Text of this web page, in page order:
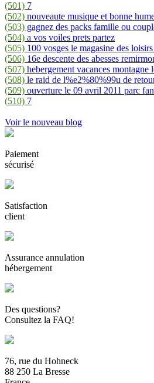
(501) 7
(502) nouveaute musique et bonne
(503) gagnez des packs famille ou
(504) a vos voiles prets partez
(505) 100 vosges le magasine des
(506) 16e descente des abesses
(507) hebergement vacances montagne
(508) le raid de l%e2%80%99u de
(509) ouverture le 09 avril 2011 parc
(510) 7
Voir le nouveau blog
Paiement
sécurisé
Satisfaction
client
Assurance annulation
hébergement
Des questions?
Consultez la FAQ!
76, rue du Hohneck
88 250 La Bresse